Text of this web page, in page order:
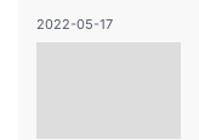
2022-05-17